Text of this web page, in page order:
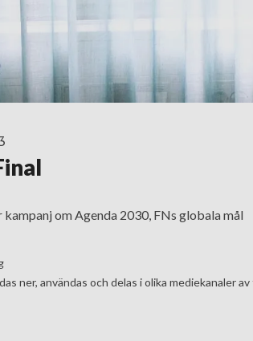
om Agenda 2030, FNs globala mål
ner, användas och delas i olika